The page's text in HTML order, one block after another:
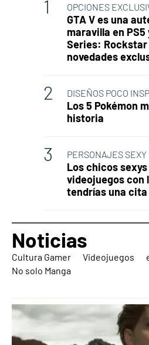
OPCIONES
GTA V es una
maravilla en PS5
Series:
novedades
DISEÑOS POCO
Los 5 Pokémon
historia
PERSONAJES SEXY
Los chicos
videojuegos con
tendrías una cita
Noticias
Cultura Gamer Videojuegos
No solo Manga